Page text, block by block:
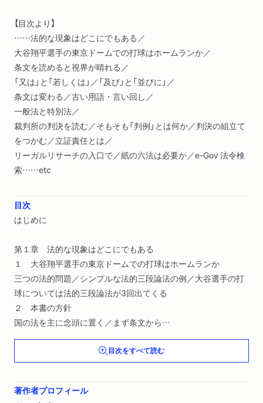
【目次より】
……法的な現象はどこにでもある／
大谷翔平選手の東京ドームでの打球はホームランか／
条文を読めると視界が晴れる／
「又は」と「若しくは」／「及び」と「並びに」／
条文は変わる／古い用語・言い回し／
一般法と特別法／
裁判所の判決を読む／そもそも「判例」とは何か／判決の組立て
をつかむ／立証責任とは／
リーガルリサーチの入口で／紙の六法は必要か／e-Gov 法令検
索……etc
目次
はじめに
第１章 法的な現象はどこにでもある
１ 大谷翔平選手の東京ドームでの打球はホームランか
三つの法的問題／シンプルな法的三段論法の例／大谷選手の打
球については法的三段論法が3回出てくる
２ 本書の方針
国の法を主に念頭に置く／まず条文から
第２章 法令の条文を読む
１ 条文を読めると視界が晴れる
チケット不正転売禁止法に違反するとどうなるか／どのような
目次をすべて読む
著作者プロフィール